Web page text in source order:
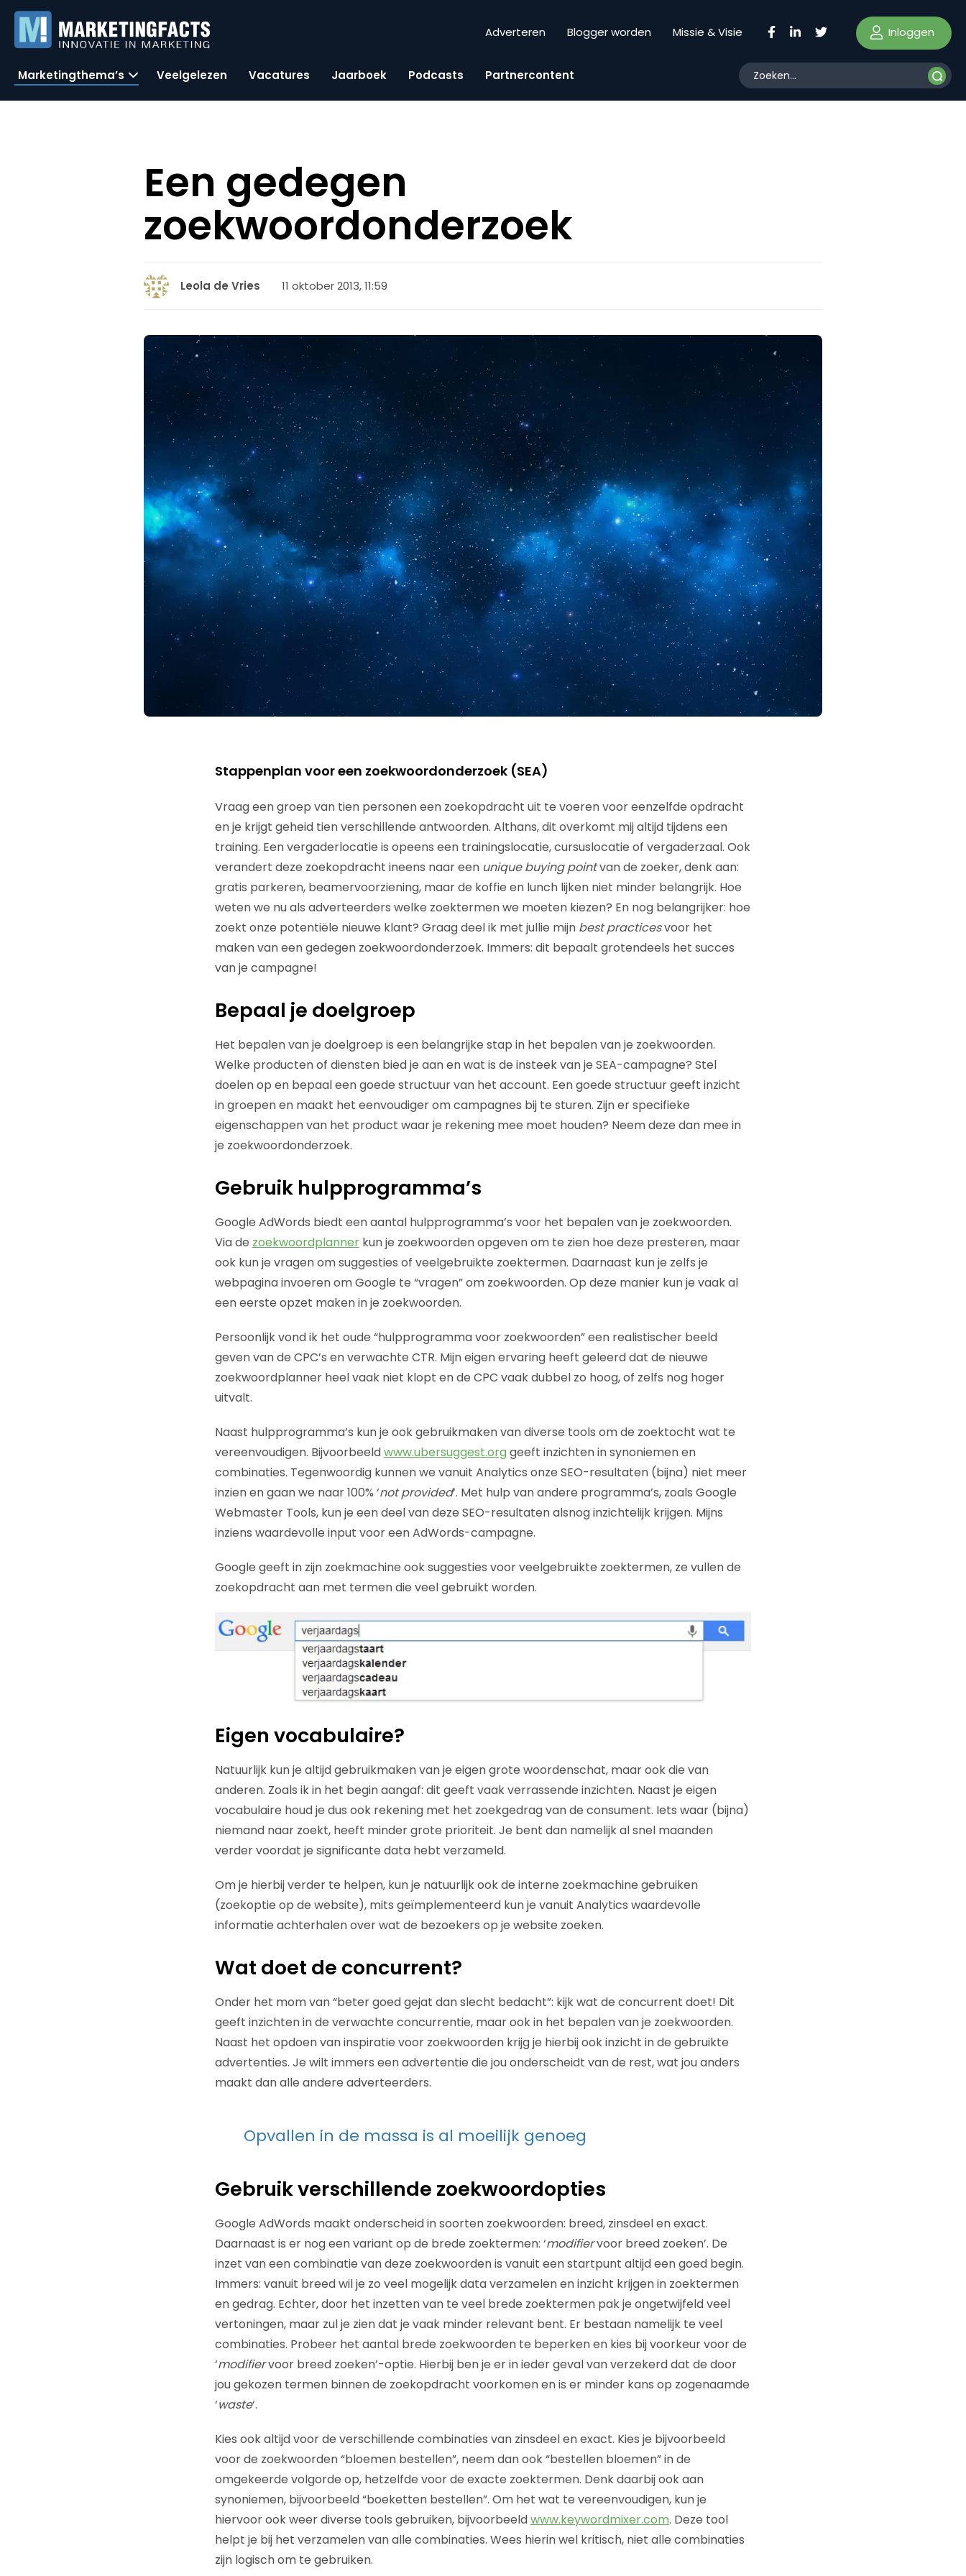
Adverteren Blogger worden Missie & Visie Inloggen
Marketingthema’s Veelgelezen Vacatures Jaarboek Podcasts Partnercontent
Een gedegen
zoekwoordonderzoek
Leola de Vries 11 oktober 2013, 11:59
Stappenplan voor een zoekwoordonderzoek (SEA)
Vraag een groep van tien personen een zoekopdracht uit te voeren voor eenzelfde opdracht
en je krijgt geheid tien verschillende antwoorden. Althans, dit overkomt mij altijd tijdens een
training. Een vergaderlocatie is opeens een trainingslocatie, cursuslocatie of vergaderzaal. Ook
verandert deze zoekopdracht ineens naar een unique buying pointvan de zoeker, denk aan:
gratis parkeren, beamervoorziening, maar de koffie en lunch lijken niet minder belangrijk. Hoe
weten we nu als adverteerders welke zoektermen we moeten kiezen? En nog belangrijker: hoe
zoekt onze potentiële nieuwe klant? Graag deel ik met jullie mijn best practicesvoor het
maken van een gedegen zoekwoordonderzoek. Immers: dit bepaalt grotendeels het succes
van je campagne!
Bepaal je doelgroep
Het bepalen van je doelgroep is een belangrijke stap in het bepalen van je zoekwoorden.
Welke producten of diensten bied je aan en wat is de insteek van je SEA-campagne? Stel
doelen op en bepaal een goede structuur van het account. Een goede structuur geeft inzicht
in groepen en maakt het eenvoudiger om campagnes bij te sturen. Zijn er specifieke
eigenschappen van het product waar je rekening mee moet houden? Neem deze dan mee in
je zoekwoordonderzoek.
Gebruik hulpprogramma’s
Google AdWords biedt een aantal hulpprogramma’s voor het bepalen van je zoekwoorden.
Via de zoekwoordplannerkun je zoekwoorden opgeven om te zien hoe deze presteren, maar
ook kun je vragen om suggesties of veelgebruikte zoektermen. Daarnaast kun je zelfs je
webpagina invoeren om Google te “vragen” om zoekwoorden. Op deze manier kun je vaak al
een eerste opzet maken in je zoekwoorden.
Persoonlijk vond ik het oude “hulpprogramma voor zoekwoorden” een realistischer beeld
geven van de CPC’s en verwachte CTR. Mijn eigen ervaring heeft geleerd dat de nieuwe
zoekwoordplanner heel vaak niet klopt en de CPC vaak dubbel zo hoog, of zelfs nog hoger
uitvalt.
Naast hulpprogramma’s kun je ook gebruikmaken van diverse tools om de zoektocht wat te
vereenvoudigen. Bijvoorbeeldwww.ubersuggest.org geeft inzichten in synoniemen en
combinaties. Tegenwoordig kunnen we vanuit Analytics onze SEO-resultaten (bijna) niet meer
inzien en gaan we naar 100% ‘not provided‘. Met hulp van andere programma’s, zoals Google
Webmaster Tools, kun je een deel van deze SEO-resultaten alsnog inzichtelijk krijgen. Mijns
inziens waardevolle input voor een AdWords-campagne.
Google geeft in zijn zoekmachine ook suggesties voor veelgebruikte zoektermen, ze vullen de
zoekopdracht aan met termen die veel gebruikt worden.
Eigen vocabulaire?
Natuurlijk kun je altijd gebruikmaken van je eigen grote woordenschat, maar ook die van
anderen. Zoals ik in het begin aangaf: dit geeft vaak verrassende inzichten. Naast je eigen
vocabulaire houd je dus ook rekening met het zoekgedrag van de consument. Iets waar (bijna)
niemand naar zoekt, heeft minder grote prioriteit. Je bent dan namelijk al snel maanden
verder voordat je significante data hebt verzameld.
Om je hierbij verder te helpen, kun je natuurlijk ook de interne zoekmachine gebruiken
(zoekoptie op de website), mits geïmplementeerd kun je vanuit Analytics waardevolle
informatie achterhalen over wat de bezoekers op je website zoeken.
Wat doet de concurrent?
Onder het mom van “beter goed gejat dan slecht bedacht”: kijk wat de concurrent doet! Dit
geeft inzichten in de verwachte concurrentie, maar ook in het bepalen van je zoekwoorden.
Naast het opdoen van inspiratie voor zoekwoorden krijg je hierbij ook inzicht in de gebruikte
advertenties. Je wilt immers een advertentie die jou onderscheidt van de rest, wat jou anders
maakt dan alle andere adverteerders.
Opvallen in de massa is al moeilijk genoeg
Gebruik verschillende zoekwoordopties
Google AdWords maakt onderscheid in soorten zoekwoorden: breed, zinsdeel en exact.
Daarnaast is er nog een variant op de brede zoektermen: ‘modifiervoor breed zoeken’. De
inzet van een combinatie van deze zoekwoorden is vanuit een startpunt altijd een goed begin.
Immers: vanuit breed wil je zo veel mogelijk data verzamelen en inzicht krijgen in zoektermen
en gedrag. Echter, door het inzetten van te veel brede zoektermen pak je ongetwijfeld veel
vertoningen, maar zul je zien dat je vaak minder relevant bent. Er bestaan namelijk te veel
combinaties. Probeer het aantal brede zoekwoorden te beperken en kies bij voorkeur voor de
‘modifiervoor breed zoeken’-optie. Hierbij ben je er in ieder geval van verzekerd dat de door
jou gekozen termen binnen de zoekopdracht voorkomen en is er minder kans op zogenaamde
‘waste‘.
Kies ook altijd voor de verschillende combinaties van zinsdeel en exact. Kies je bijvoorbeeld
voor de zoekwoorden “bloemen bestellen”, neem dan ook “bestellen bloemen” in de
omgekeerde volgorde op, hetzelfde voor de exacte zoektermen. Denk daarbij ook aan
synoniemen, bijvoorbeeld “boeketten bestellen”. Om het wat te vereenvoudigen, kun je
hiervoor ook weer diverse tools gebruiken, bijvoorbeeldwww.keywordmixer.com. Deze tool
helpt je bij het verzamelen van alle combinaties. Wees hierin wel kritisch, niet alle combinaties
zijn logisch om te gebruiken.